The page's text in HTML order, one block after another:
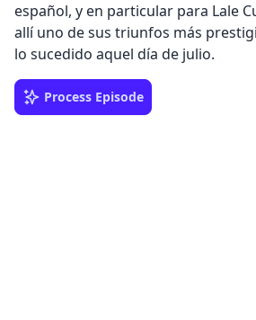
español, y en particular para Lale
allí uno de sus triunfos más
lo sucedido aquel día de julio.
Process Episode